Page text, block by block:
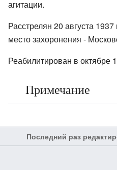
агитации.
Расстрелян 20 августа
место захоронения -
Реабилитирован в октябре
Примечание
Последний раз